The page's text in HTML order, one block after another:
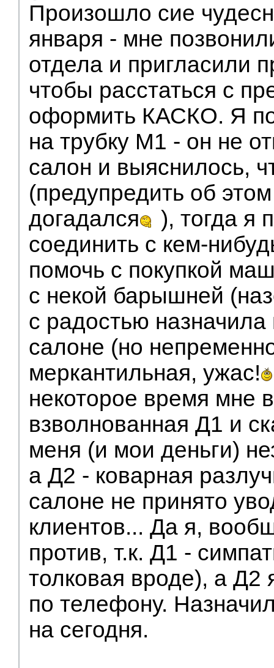
Произошло сие
января - мне
отдела и пригласили
чтобы расстаться с
оформить КАСКО. Я
на трубку М1 - он не
салон и выяснилось,
(предупредить об
догадался
), тогда я
соединить с кем-
помочь с покупкой
с некой барышней
с радостью
салоне (но
меркантильная, ужас!
некоторое время мне
взволнованная Д1 и
меня (и мои деньги)
а Д2 - коварная
салоне не принято
клиентов... Да я,
против, т.к. Д1 -
толковая вроде), а Д2
по телефону.
на сегодня.